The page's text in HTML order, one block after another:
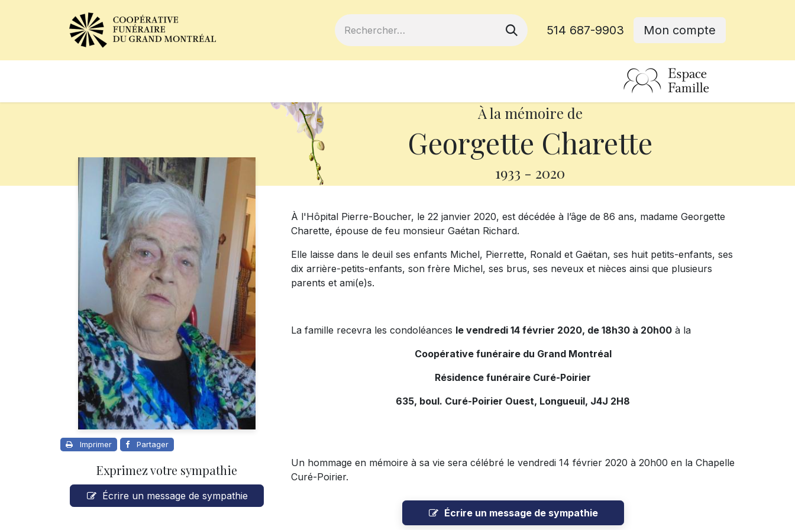
514 687-9903 Mon compte
À la mémoire de
Georgette Charette
1933 - 2020
Imprimer Partager
Exprimez votre sympathie
Écrire un message de sympathie
À l'Hôpital Pierre-Boucher, le 22 janvier 2020, est décédée à l’âge de 86 ans, madame Georgette
Charette, épouse de feu monsieur Gaétan Richard.
Elle laisse dans le deuil ses enfants Michel, Pierrette, Ronald et Gaëtan, ses huit petits-enfants, ses
dix arrière-petits-enfants, son frère Michel, ses brus, ses neveux et nièces ainsi que plusieurs
parents et ami(e)s.
La famille recevra les condoléances le vendredi 14 février 2020, de 18h30 à 20h00 à la
Coopérative funéraire du Grand Montréal
Résidence funéraire Curé-Poirier
635, boul. Curé-Poirier Ouest, Longueuil, J4J 2H8
Un hommage en mémoire à sa vie sera célébré le vendredi 14 février 2020 à 20h00 en la Chapelle
Curé-Poirier.
Écrire un message de sympathie